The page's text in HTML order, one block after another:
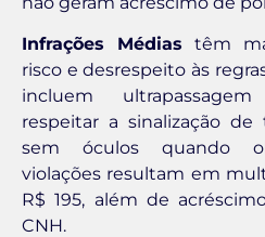
Infrações Médias têm
risco e desrespeito às
incluem
respeitar a sinalização
sem óculos quando
violações resultam em
R$ 195, além de
CNH.